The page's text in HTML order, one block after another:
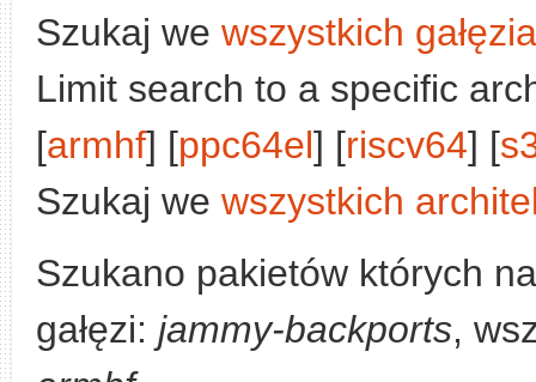
Szukaj we wszystkich
Limit search to a specific
[armhf] [ppc64el] [riscv64] [
Szukaj we wszystkich
Szukano pakietów których
gałęzi: jammy-backports,